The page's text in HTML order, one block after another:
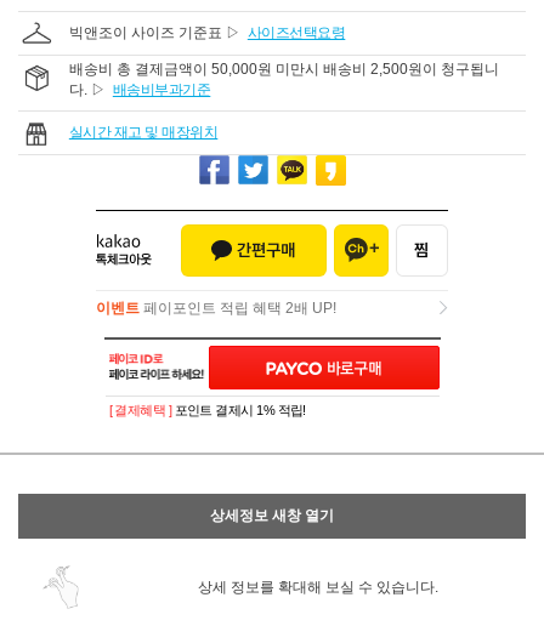
빅앤조이 사이즈 기준표 ▷ 사이즈선택요령
배송비 총 결제금액이 50,000원 미만시 배송비 2,500원이 청구됩니
다. ▷ 배송비부과기준
실시간 재고 및 매장위치
이벤트 페이포인트 적립 혜택 2배 UP!
이벤트페이포인트 적립 혜택 2배 UP!
[ 결제혜택 ] 포인트 결제시 1% 적립!
상세정보 새창 열기
상세 정보를 확대해 보실 수 있습니다.